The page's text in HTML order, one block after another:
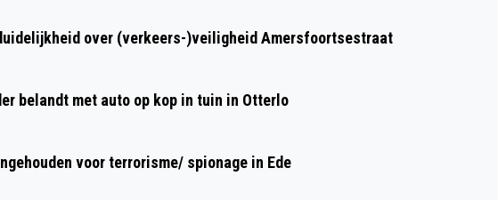
over (verkeers-)veiligheid Amersfoortsestraat
belandt met auto op kop in tuin in Otterlo
voor terrorisme/ spionage in Ede